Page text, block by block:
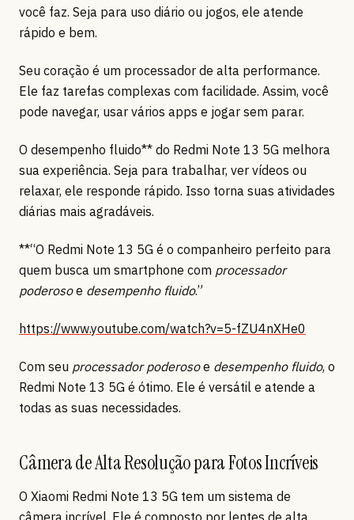
você faz. Seja para uso diário ou jogos, ele atende
rápido e bem.
Seu coração é um processador de alta performance.
Ele faz tarefas complexas com facilidade. Assim, você
pode navegar, usar vários apps e jogar sem parar.
O desempenho fluido** do Redmi Note 13 5G melhora
sua experiência. Seja para trabalhar, ver vídeos ou
relaxar, ele responde rápido. Isso torna suas atividades
diárias mais agradáveis.
**“O Redmi Note 13 5G é o companheiro perfeito para
quem busca um smartphone com processador
poderosoe desempenho fluido.”
https://www.youtube.com/watch?v=5-fZU4nXHe0
Com seu processador poderosoe desempenho fluido, o
Redmi Note 13 5G é ótimo. Ele é versátil e atende a
todas as suas necessidades.
Câmera de Alta Resolução para Fotos Incríveis
O Xiaomi Redmi Note 13 5G tem um sistema de
câmera incrível. Ele é composto por lentes de alta